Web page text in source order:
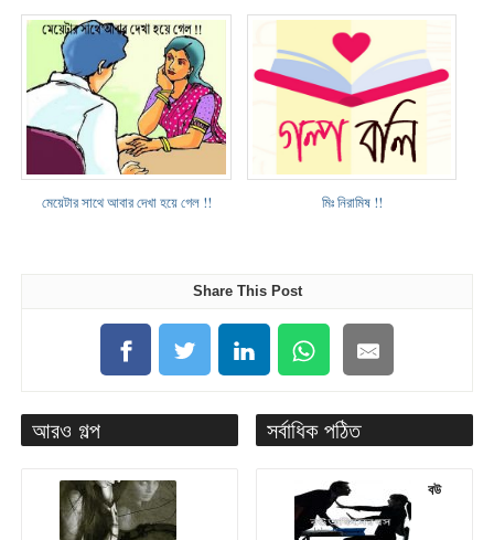
মেয়েটার সাথে আবার দেখা হয়ে গেল !! মিঃ নিরামিষ !!
Share This Post
আরও গল্প সর্বাধিক পঠিত
বউ